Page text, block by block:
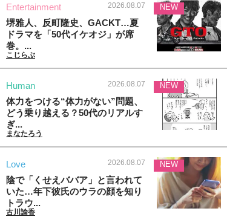
Entertainment 2026.08.07
堺雅人、反町隆史、GACKT…夏
ドラマを「50代イケオジ」が席
巻。...
こじらぶ
NEW
Human 2026.08.07
体力をつける“体力がない”問題、
どう乗り越える？50代のリアルす
ぎ...
まなたろう
NEW
Love 2026.08.07
陰で「くせえババア」と言われて
いた…年下彼氏のウラの顔を知り
トラウ...
古川諭香
NEW